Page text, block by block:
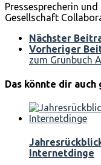
Pressesprecherin
Gesellschaft
Nächster
Vorheriger
zum Grünbuch
Das könnte dir auch
Internetdinge